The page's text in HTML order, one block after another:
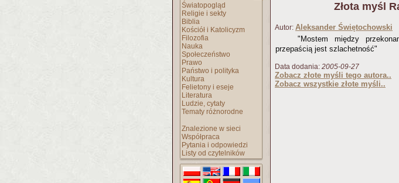
Światopogląd
Religie i sekty
Biblia
Kościół i Katolicyzm
Filozofia
Nauka
Społeczeństwo
Prawo
Państwo i polityka
Kultura
Felietony i eseje
Literatura
Ludzie, cytaty
Tematy różnorodne
Znalezione w sieci
Współpraca
Pytania i odpowiedzi
Listy od czytelników
Złota myśl
Autor: Aleksander Świętochowski
"Mostem między
przepaścią jest szlachetność"
Data dodania: 2005-09-27
Zobacz złote myśli tego autora..
Zobacz wszystkie złote myśli..